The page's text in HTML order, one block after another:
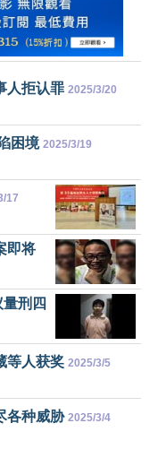
人拒认罪 2025/3/20
困境 2025/3/19
17
即将
刑四
等人获奖 2025/3/5
各种威胁 2025/3/4